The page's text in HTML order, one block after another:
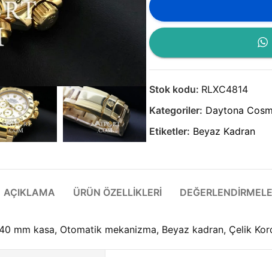
Stok kodu: RLXC4814
Kategoriler: Daytona
Etiketler: Beyaz Kadran
AÇIKLAMA ÜRÜN ÖZELLIKLERI
mm kasa, Otomatik mekanizma, Beyaz kadran, Çelik